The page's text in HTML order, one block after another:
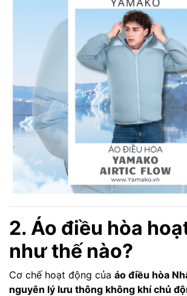
2. Áo điều hòa
như thế nào?
Cơ chế hoạt động của áo điều hòa
nguyên lý lưu thông không khí chủ